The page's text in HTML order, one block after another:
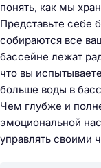
понять, как мы
Представьте себе
собираются все
бассейне лежат
что вы
больше воды в
Чем глубже и
эмоциональной
управлять своими